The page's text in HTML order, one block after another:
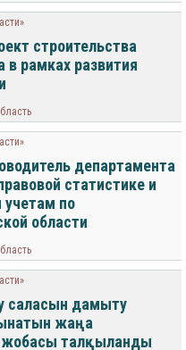
строительства
в рамках развития
департамента
статистике и
по
области
саласын дамыту
жаңа
талқыланды